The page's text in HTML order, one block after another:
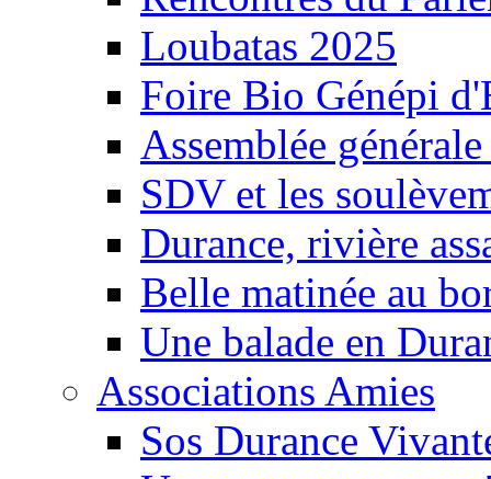
Loubatas 2025
Foire Bio Génépi
Assemblée
SDV et les
Durance, rivière
Belle matinée au
Une balade en
Associations Amies
Sos Durance